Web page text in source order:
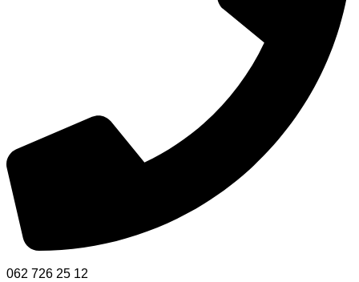
062 726 25 12